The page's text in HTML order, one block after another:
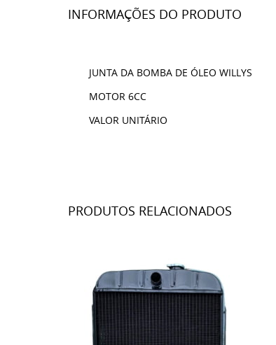
INFORMAÇÕES DO PRODUTO
JUNTA DA BOMBA DE ÓLEO WILLYS
MOTOR 6CC
VALOR UNITÁRIO
PRODUTOS RELACIONADOS